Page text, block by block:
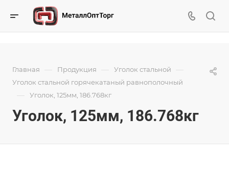
Главная — Продукция — Уголок стальной —
Уголок стальной горячекатаный равнополочный
— Уголок, 125мм, 186.768кг
Уголок, 125мм, 186.768кг